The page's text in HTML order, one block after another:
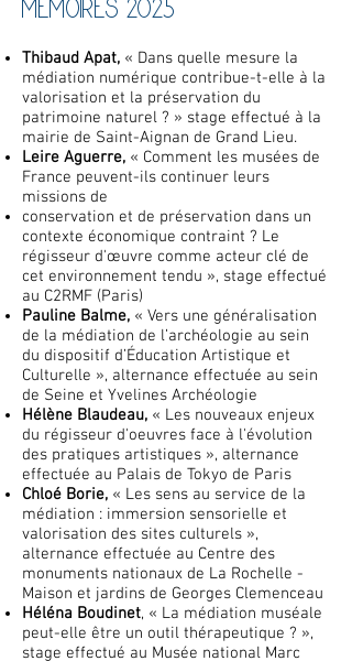
MEMOIRES 2025
Thibaud Apat, « Dans quelle mesure la
médiation numérique contribue-t-elle à la
valorisation et la préservation du
patrimoine naturel ? » stage effectué à la
mairie de Saint-Aignan de Grand Lieu.
Leire Aguerre, « Comment les musées de
France peuvent-ils continuer leurs
missions de
conservation et de préservation dans un
contexte économique contraint ? Le
régisseur d'œuvre comme acteur clé de
cet environnement tendu », stage effectué
au C2RMF (Paris)
Pauline Balme, « Vers une généralisation
de la médiation de l’archéologie au sein
du dispositif d’Éducation Artistique et
Culturelle », alternance effectuée au sein
de Seine et Yvelines Archéologie
Hélène Blaudeau, « Les nouveaux enjeux
du régisseur d'oeuvres face à l'évolution
des pratiques artistiques », alternance
effectuée au Palais de Tokyo de Paris
Chloé Borie, « Les sens au service de la
médiation : immersion sensorielle et
valorisation des sites culturels »,
alternance effectuée au Centre des
monuments nationaux de La Rochelle -
Maison et jardins de Georges Clemenceau
Héléna Boudinet, « La médiation muséale
peut-elle être un outil thérapeutique ? »,
stage effectué au Musée national Marc